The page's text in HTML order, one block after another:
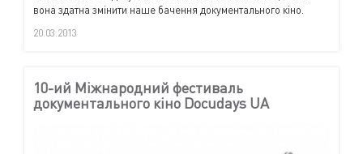
вона здатна змінити наше бачення документального кіно.
20.03.2013
10-ий Міжнародний фестиваль
документального кіно Docudays UA